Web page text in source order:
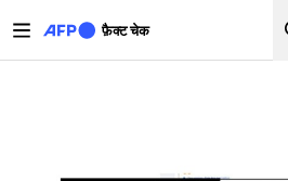
फ़ैक्ट चेक
प्राथमिक टैब्स